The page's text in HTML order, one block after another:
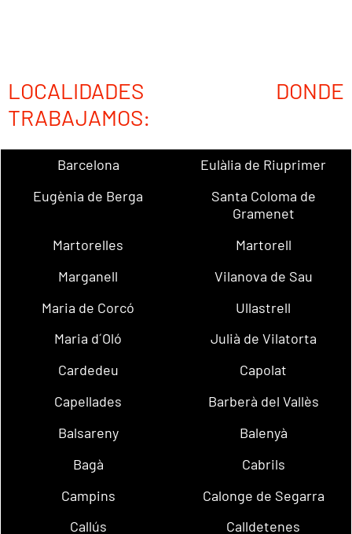
LOCALIDADES DONDE
TRABAJAMOS:
Barcelona
Eulàlia de Riuprimer
Eugènia de Berga
Santa Coloma de
Gramenet
Martorelles
Martorell
Marganell
Vilanova de Sau
Maria de Corcó
Ullastrell
Maria d´Oló
Julià de Vilatorta
Cardedeu
Capolat
Capellades
Barberà del Vallès
Balsareny
Balenyà
Bagà
Cabrils
Campins
Calonge de Segarra
Callús
Calldetenes